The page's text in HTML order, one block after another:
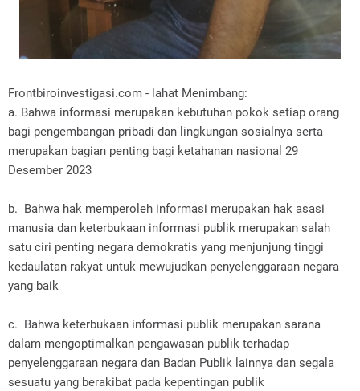
Frontbiroinvestigasi.com - lahat Menimbang:
a. Bahwa informasi merupakan kebutuhan pokok setiap orang
bagi pengembangan pribadi dan lingkungan sosialnya serta
merupakan bagian penting bagi ketahanan nasional 29
Desember 2023
b. Bahwa hak memperoleh informasi merupakan hak asasi
manusia dan keterbukaan informasi publik merupakan salah
satu ciri penting negara demokratis yang menjunjung tinggi
kedaulatan rakyat untuk mewujudkan penyelenggaraan negara
yang baik
c. Bahwa keterbukaan informasi publik merupakan sarana
dalam mengoptimalkan pengawasan publik terhadap
penyelenggaraan negara dan Badan Publik lainnya dan segala
sesuatu yang berakibat pada kepentingan publik